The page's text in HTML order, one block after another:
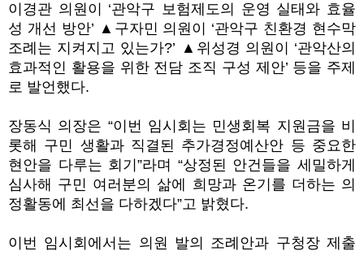
이경관 의원이 ‘관악구 보험제도의 운영 실태와 효율
성 개선 방안’ ▲구자민 의원이 ‘관악구 친환경 현수막
조례는 지켜지고 있는가?’ ▲위성경 의원이 ‘관악산의
효과적인 활용을 위한 전담 조직 구성 제안’ 등을 주제
로 발언했다.
장동식 의장은 “이번 임시회는 민생회복 지원금을 비
롯해 구민 생활과 직결된 추가경정예산안 등 중요한
현안을 다루는 회기”라며 “상정된 안건들을 세밀하게
심사해 구민 여러분의 삶에 희망과 온기를 더하는 의
정활동에 최선을 다하겠다”고 밝혔다.
이번 임시회에서는 의원 발의 조례안과 구청장 제출